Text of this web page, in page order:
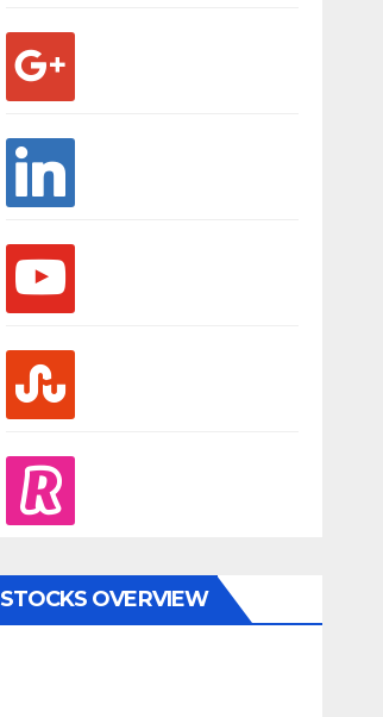
linkedin
youtube
stumbleupon
revolut
STOCKS OVERVIEW